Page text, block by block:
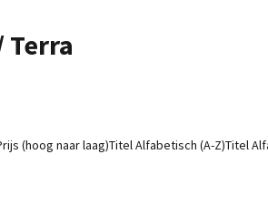
Terra
(hoog naar laag)Titel Alfabetisch (A-Z)Titel